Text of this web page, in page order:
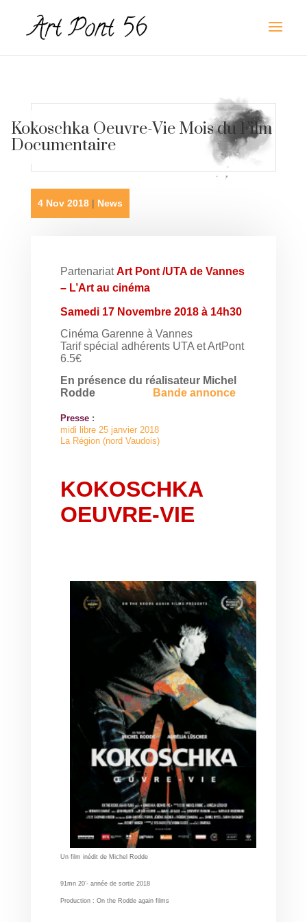
Kokoschka Oeuvre-Vie Mois du Film
Documentaire
4 Nov 2018| News
PartenariatArt Pont /UTA de Vannes
– L’Art au cinéma
Samedi 17 Novembre 2018 à 14h30
Cinéma Garenne à Vannes
Tarif spécial adhérents UTA et ArtPont
6.5€
En présence du réalisateur Michel
Rodde
Bande annonce
Presse :
midi libre 25 janvier 2018
La Région (nord Vaudois)
KOKOSCHKA
OEUVRE-VIE
Un film inédit de Michel Rodde
91mn 20’- année de sortie 2018
Production : On the Rodde again films